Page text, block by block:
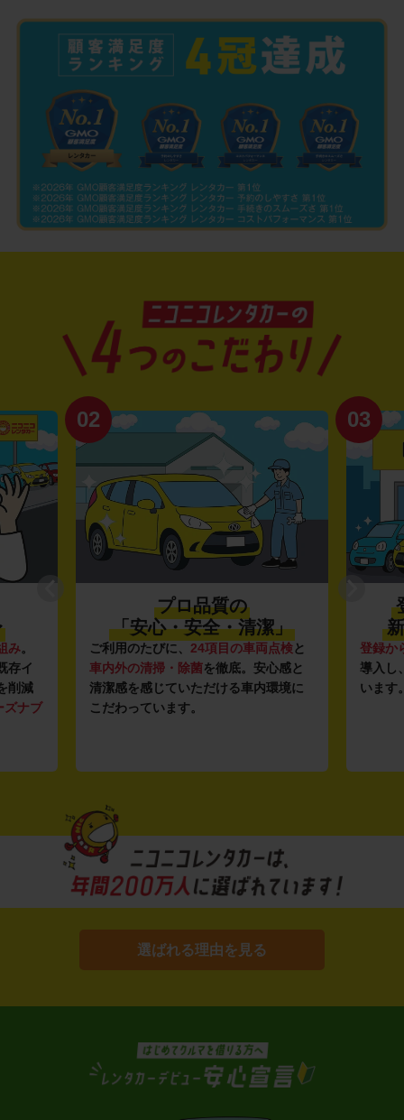
み。
存イ
削減
ズナブ
02
プロ品質の
「安心・安全・清潔」
ご利用のたびに、 24項目の車両点検と
車内外の清掃・除菌を徹底。安心感と
清潔感を感じていただける車内環境に
こだわっています。
03
登録か
導入し
います
選ばれる理由を見る